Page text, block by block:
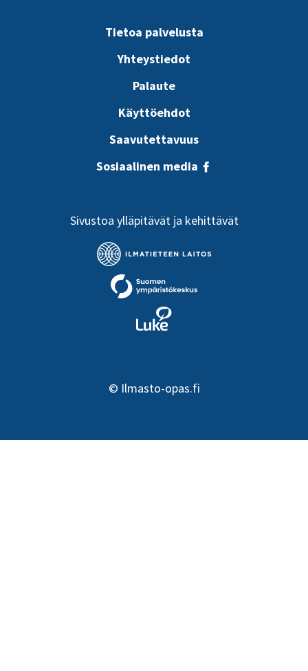
Tietoa palvelusta
Yhteystiedot
Palaute
Käyttöehdot
Saavutettavuus
Sosiaalinen media
Sivustoa ylläpitävät ja kehittävät
© Ilmasto-opas.fi